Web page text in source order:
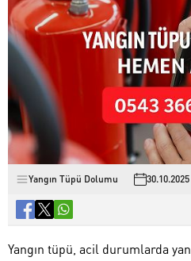
Yangın Tüpü Dolumu 30.10.2025
Yangın tüpü, acil durumlarda